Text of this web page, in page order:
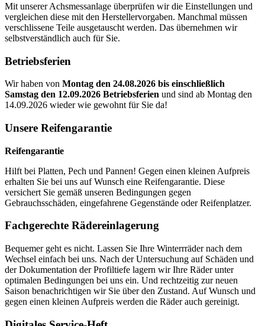
Mit unserer Achsmessanlage überprüfen wir die Einstellungen und
vergleichen diese mit den Herstellervorgaben. Manchmal müssen
verschlissene Teile ausgetauscht werden. Das übernehmen wir
selbstverständlich auch für Sie.
Betriebsferien
Wir haben von Montag den 24.08.2026 bis einschließlich
Samstag den 12.09.2026 Betriebsferien und sind ab Montag den
14.09.2026 wieder wie gewohnt für Sie da!
Unsere Reifengarantie
Reifengarantie
Hilft bei Platten, Pech und Pannen! Gegen einen kleinen Aufpreis
erhalten Sie bei uns auf Wunsch eine Reifengarantie. Diese
versichert Sie gemäß unseren Bedingungen gegen
Gebrauchsschäden, eingefahrene Gegenstände oder Reifenplatzer.
Fachgerechte Rädereinlagerung
Bequemer geht es nicht. Lassen Sie Ihre Winterrräder nach dem
Wechsel einfach bei uns. Nach der Untersuchung auf Schäden und
der Dokumentation der Profiltiefe lagern wir Ihre Räder unter
optimalen Bedingungen bei uns ein. Und rechtzeitig zur neuen
Saison benachrichtigen wir Sie über den Zustand. Auf Wunsch und
gegen einen kleinen Aufpreis werden die Räder auch gereinigt.